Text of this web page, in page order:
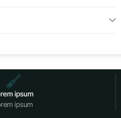
ipsum
ipsum